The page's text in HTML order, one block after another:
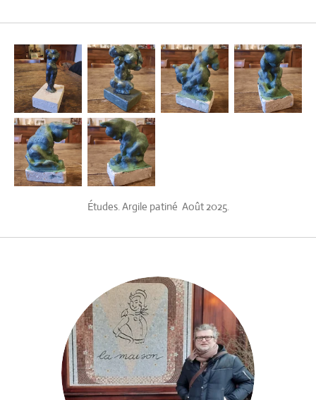
Études. Argile patiné Août 2025.